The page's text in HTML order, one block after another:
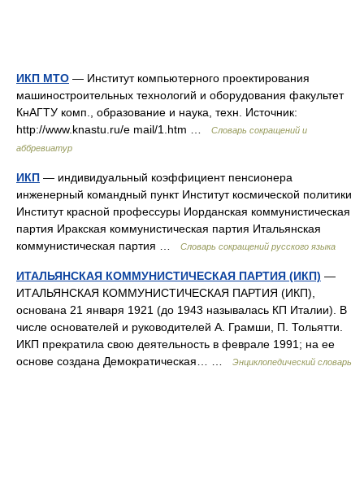
ИКП МТО — Институт компьютерного проектирования
машиностроительных технологий и оборудования факультет
КнАГТУ комп., образование и наука, техн. Источник:
http://www.knastu.ru/e mail/1.htm …
Словарь сокращений и
аббревиатур
ИКП — индивидуальный коэффициент пенсионера
инженерный командный пункт Институт космической политики
Институт красной профессуры Иорданская коммунистическая
партия Иракская коммунистическая партия Итальянская
коммунистическая партия …
Словарь сокращений русского языка
ИТАЛЬЯНСКАЯ КОММУНИСТИЧЕСКАЯ ПАРТИЯ (ИКП) —
ИТАЛЬЯНСКАЯ КОММУНИСТИЧЕСКАЯ ПАРТИЯ (ИКП),
основана 21 января 1921 (до 1943 называлась КП Италии). В
числе основателей и руководителей А. Грамши, П. Тольятти.
ИКП прекратила свою деятельность в феврале 1991; на ее
основе создана Демократическая… …
Энциклопедический словарь